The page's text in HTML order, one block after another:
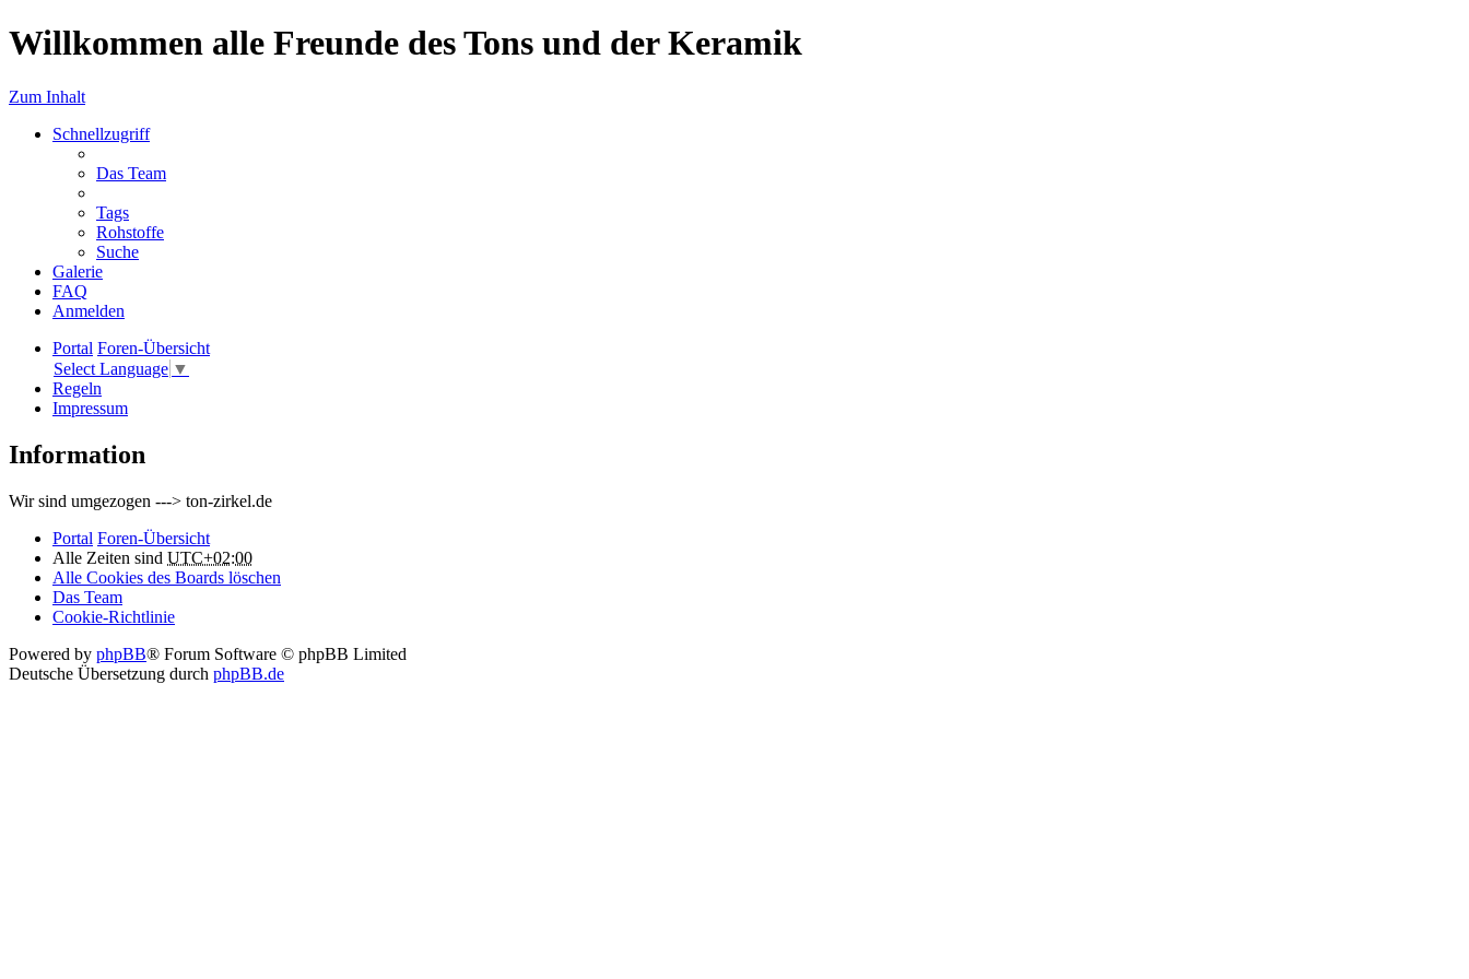
Willkommen alle Freunde des Tons und der Keramik
Zum Inhalt
Schnellzugriff
Das Team
Tags
Rohstoffe
Suche
Galerie
FAQ
Anmelden
Portal Foren-Übersicht
Select Language ▼
Regeln
Impressum
Information
Wir sind umgezogen ---> ton-zirkel.de
Portal Foren-Übersicht
Alle Zeiten sind UTC+02:00
Alle Cookies des Boards löschen
Das Team
Cookie-Richtlinie
Powered by phpBB® Forum Software © phpBB Limited
Deutsche Übersetzung durch phpBB.de